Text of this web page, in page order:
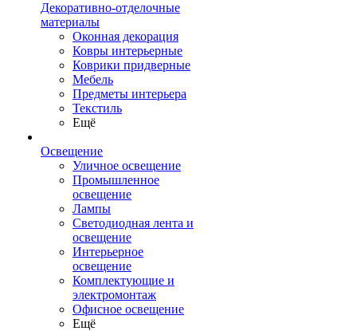
Декоративно-отделочные
материалы
Оконная декорация
Ковры интерьерные
Коврики придверные
Мебель
Предметы интерьера
Текстиль
Ещё
Освещение
Уличное освещение
Промышленное
освещение
Лампы
Светодиодная лента и
освещение
Интерьерное
освещение
Комплектующие и
электромонтаж
Офисное освещение
Ещё